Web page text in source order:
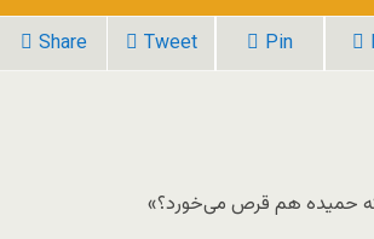
Share Tweet Pin
حمیده هم قرص می‌خورد؟»